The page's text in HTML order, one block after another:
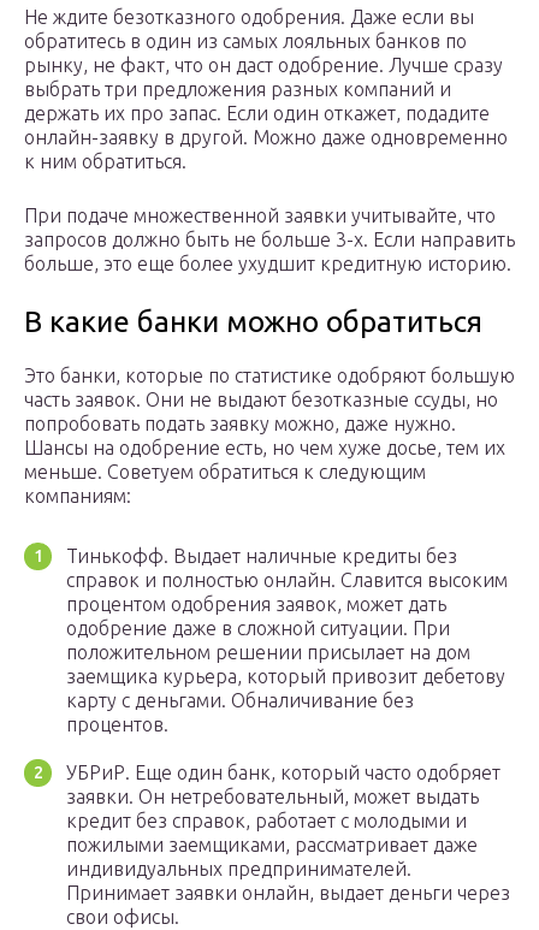
Не ждите безотказного одобрения. Даже если вы
обратитесь в один из самых лояльных банков по
рынку, не факт, что он даст одобрение. Лучше сразу
выбрать три предложения разных компаний и
держать их про запас. Если один откажет, подадите
онлайн-заявку в другой. Можно даже одновременно
к ним обратиться.
При подаче множественной заявки учитывайте, что
запросов должно быть не больше 3-х. Если направить
больше, это еще более ухудшит кредитную историю.
В какие банки можно обратиться
Это банки, которые по статистике одобряют большую
часть заявок. Они не выдают безотказные ссуды, но
попробовать подать заявку можно, даже нужно.
Шансы на одобрение есть, но чем хуже досье, тем их
меньше. Советуем обратиться к следующим
компаниям:
Тинькофф. Выдает наличные кредиты без
справок и полностью онлайн. Славится высоким
процентом одобрения заявок, может дать
одобрение даже в сложной ситуации. При
положительном решении присылает на дом
заемщика курьера, который привозит дебетову
карту с деньгами. Обналичивание без
процентов.
УБРиР. Еще один банк, который часто одобряет
заявки. Он нетребовательный, может выдать
кредит без справок, работает с молодыми и
пожилыми заемщиками, рассматривает даже
индивидуальных предпринимателей.
Принимает заявки онлайн, выдает деньги через
свои офисы.